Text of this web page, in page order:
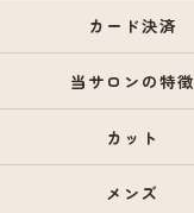
カード決済
当サロンの特徴
カット
メンズ